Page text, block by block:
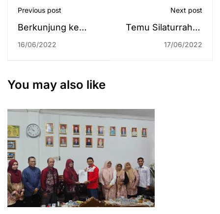
Previous post
Berkunjung ke
Planetarium dan
Semarang,
UIN Antasari
Tingkatkan Kualitas
Akademik dan
Penguatan
Kapasitas Dosen
16/06/2022
Next post
Temu Silaturrahmi
Dosen dan
17/06/2022
You may also like